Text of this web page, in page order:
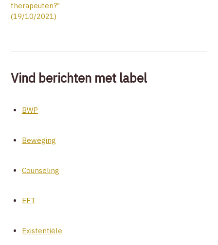
therapeuten?”
(19/10/2021)
Vind berichten met label
BWP
Beweging
Counseling
EFT
Existentiële